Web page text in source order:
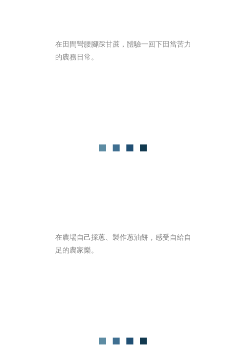
在田間彎腰腳踩甘蔗，體驗一回下田當苦力
的農務日常。
在農場自己採蔥、製作蔥油餅，感受自給自
足的農家樂。